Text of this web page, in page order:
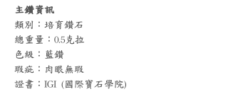
主鑽資訊
類別：培育鑽石
總重量：0.5克拉
色級：藍鑽
瑕疵：肉眼無瑕
證書：IGI (國際寶石學院)